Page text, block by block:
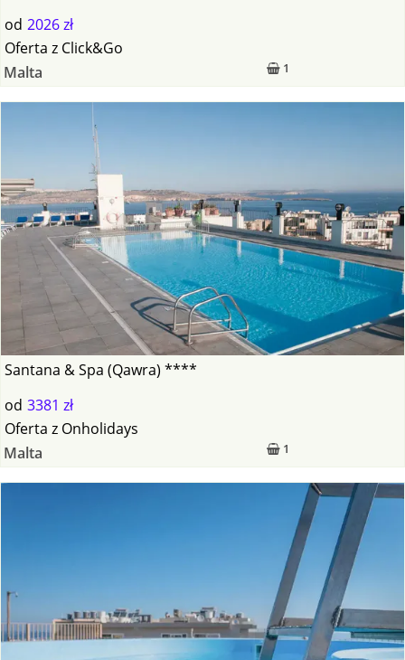
od 2026 zł
1
Oferta z Click&Go
Malta
Santana & Spa (Qawra) ****
od 3381 zł
1
Oferta z Onholidays
Malta